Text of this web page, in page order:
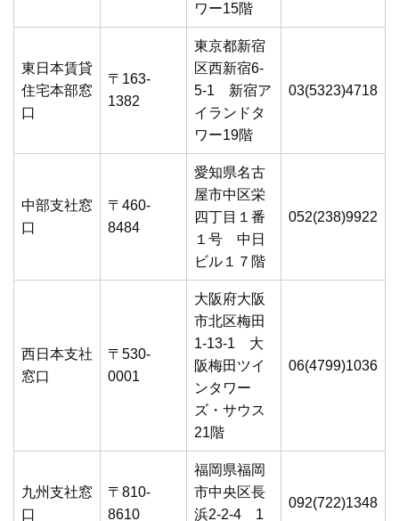
ワー15階
東日本賃貸
住宅本部窓
口
〒163-
1382
東京都新宿
区西新宿6-
5-1 新宿ア
イランドタ
ワー19階
03(5323)4718
中部支社窓
口
〒460-
8484
愛知県名古
屋市中区栄
四丁目１番
１号 中日
ビル１７階
052(238)9922
西日本支社
窓口
〒530-
0001
大阪府大阪
市北区梅田
1-13-1 大
阪梅田ツイ
ンタワー
ズ・サウス
21階
06(4799)1036
九州支社窓
口
〒810-
8610
福岡県福岡
市中央区長
浜2-2-4 1
092(722)1348